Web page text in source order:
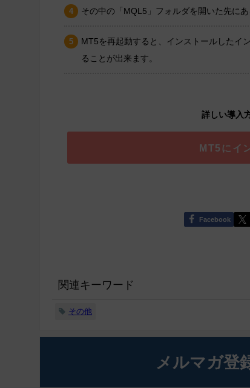
その中の「MQL5」フォルダを開いた先に
MT5を再起動すると、インストールしたイ
ることが出来ます。
詳しい導入
MT5にイ
Facebook
関連キーワード
その他
メルマガ登